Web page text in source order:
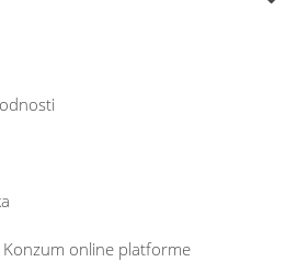
online platforme